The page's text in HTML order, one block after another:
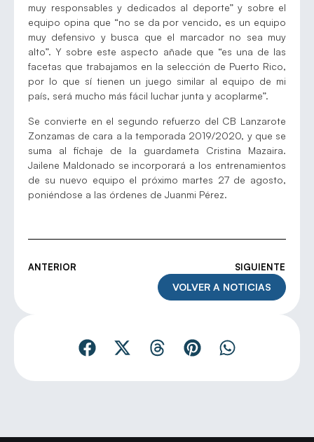
muy responsables y dedicados al deporte” y sobre el
equipo opina que “no se da por vencido, es un equipo
muy defensivo y busca que el marcador no sea muy
alto”. Y sobre este aspecto añade que “es una de las
facetas que trabajamos en la selección de Puerto Rico,
por lo que sí tienen un juego similar al equipo de mi
país, será mucho más fácil luchar junta y acoplarme”.
Se convierte en el segundo refuerzo del CB Lanzarote
Zonzamas de cara a la temporada 2019/2020, y que se
suma al fichaje de la guardameta Cristina Mazaira.
Jailene Maldonado se incorporará a los entrenamientos
de su nuevo equipo el próximo martes 27 de agosto,
poniéndose a las órdenes de Juanmi Pérez.
ANTERIOR SIGUIENTE
VOLVER A NOTICIAS